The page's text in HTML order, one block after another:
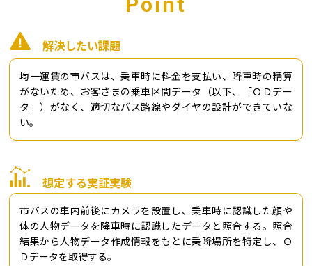
解決したい課題
均一運賃の市バスは、乗車時に料金を支払い、降車時の精算
がないため、お客さまの乗車区間データ（以下、「ＯＤデー
タ」）がなく、適切なバス路線やダイヤの設計ができていな
い。
想定する実証実験
市バスの車内前後にカメラを設置し、乗車時に認識した顔や
体の人物データを降車時に認識したデータと照合する。照合
結果から人物データ作成情報をもとに乗降場所を特定し、Ｏ
Ｄデータを取得する。